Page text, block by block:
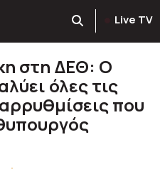
Live TV
στη ΔΕΘ: Ο
όλες τις
που